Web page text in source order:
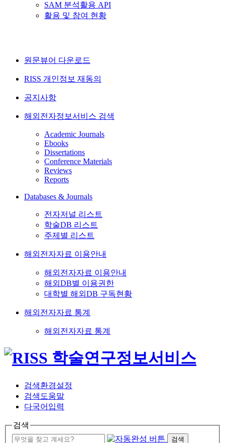
SAM 분석활용 API
활용 및 참여 현황
원문뷰어 다운로드
RISS 개인정보 재동의
공지사항
해외전자정보서비스 검색
Academic Journals
Ebooks
Dissertations
Conference Materials
Reviews
Reports
Databases & Journals
전자저널 리스트
학술DB 리스트
주제별 리스트
해외전자자료 이용안내
해외전자자료 이용안내
해외DB별 이용권한
대학별 해외DB 구독현황
해외전자자료 통계
해외전자자료 통계
검색환경설정
검색도움말
다국어입력
검색
검색